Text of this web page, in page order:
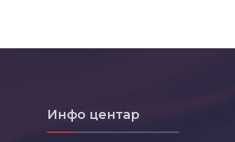
Инфо центар